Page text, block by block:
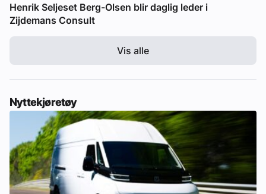
Henrik Seljeset Berg-Olsen blir daglig leder i
Zijdemans Consult
Vis alle
Nyttekjøretøy